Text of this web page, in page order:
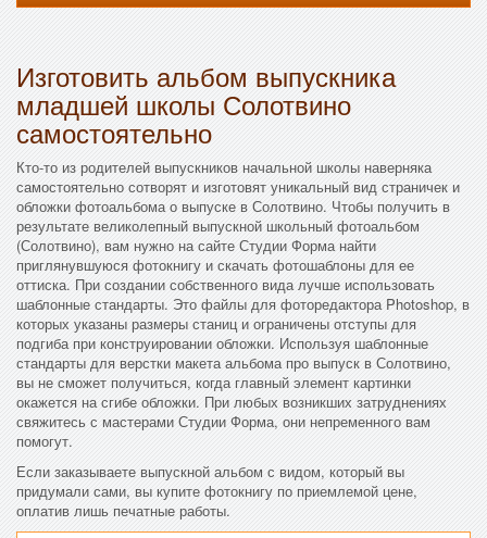
Изготовить альбом выпускника
младшей школы Солотвино
самостоятельно
Кто-то из родителей выпускников начальной школы наверняка
самостоятельно сотворят и изготовят уникальный вид страничек и
обложки фотоальбома о выпуске в Солотвино. Чтобы получить в
результате великолепный выпускной школьный фотоальбом
(Солотвино), вам нужно на сайте Студии Форма найти
приглянувшуюся фотокнигу и скачать фотошаблоны для ее
оттиска. При создании собственного вида лучше использовать
шаблонные стандарты. Это файлы для фоторедактора Photoshop, в
которых указаны размеры станиц и ограничены отступы для
подгиба при конструировании обложки. Используя шаблонные
стандарты для верстки макета альбома про выпуск в Солотвино,
вы не сможет получиться, когда главный элемент картинки
окажется на сгибе обложки. При любых возникших затруднениях
свяжитесь с мастерами Студии Форма, они непременного вам
помогут.
Если заказываете выпускной альбом с видом, который вы
придумали сами, вы купите фотокнигу по приемлемой цене,
оплатив лишь печатные работы.